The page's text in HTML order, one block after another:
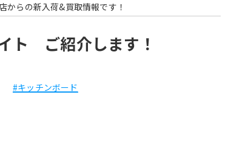
からの新入荷&買取情報です！
ト ご紹介します！
#キッチンボード